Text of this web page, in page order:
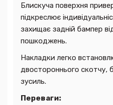
Блискуча поверхня
підкреслює
захищає задній бампер
пошкоджень.
Накладки легко
двостороннього скотчу,
зусиль.
Переваги: